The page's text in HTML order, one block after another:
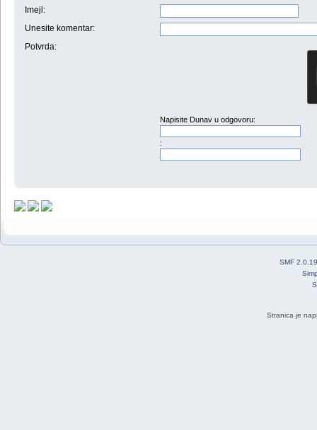
Imejl :
Unesite komentar:
Potvrda:
Napisite Dunav u odgovoru:
:
SMF 2.0.19
Stranica je